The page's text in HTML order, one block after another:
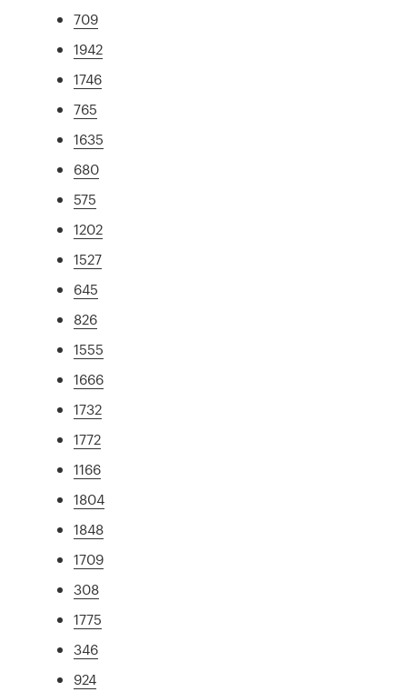
709
1942
1746
765
1635
680
575
1202
1527
645
826
1555
1666
1732
1772
1166
1804
1848
1709
308
1775
346
924